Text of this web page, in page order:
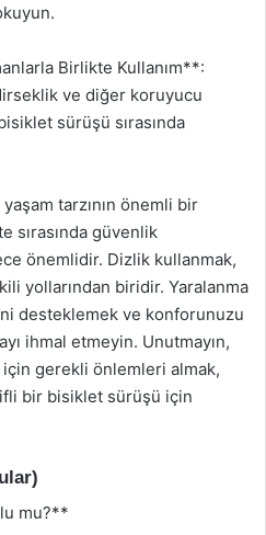
Birlikte Kullanım**:
ve diğer koruyucu
sürüşü sırasında
tarzının önemli bir
sırasında güvenlik
önemlidir. Dizlik kullanmak,
yollarından biridir. Yaralanma
desteklemek ve konforunuzu
ihmal etmeyin. Unutmayın,
gerekli önlemleri almak,
bir bisiklet sürüşü için
mu?**